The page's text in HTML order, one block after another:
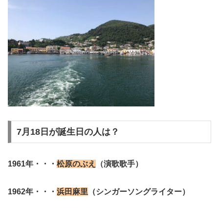
7月18日が誕生日の人は？
1961年・・・ 松原のぶえ （演歌歌手）
1962年・・・ 浜田麻里 （シンガーソングライター）